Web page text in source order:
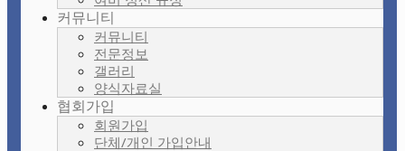
커뮤니티
커뮤니티
전문정보
갤러리
양식자료실
협회가입
회원가입
단체/개인 가입안내